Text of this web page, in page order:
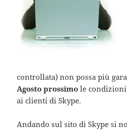
controllata) non possa più
Agosto prossimo le
ai clienti di Skype.
Andando sul sito di Skype si